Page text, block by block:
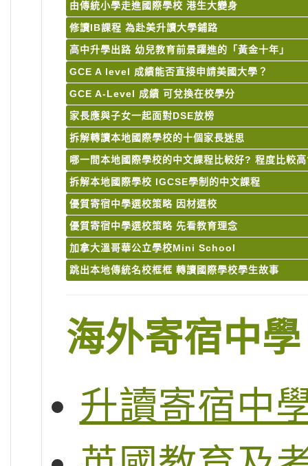
由傳統小學走進國際學校 港生大變身
修讀IB課程 為赴美升讀大學鋪路
高中升學出路 幼兒教育前景躍進的「黃金十年」
GCE A level 成績能否直接申請美國大學？
GCE A-Level 成績 可兌換在校學分
家長應與子女一起面對DSE放榜
拆解轉讀本地國際學校的十個家長迷思
哪一間本地國際學校的中文課程比較好? 程度比較
拆解本地國際學校 IGCSE學制的中文課程
優質寄宿中學選校策略 因材選校
優質寄宿中學選校策略 先看教育理念
加拿大溫哥華公立學校Mini School
跳出本地傳統名校框框 轉讀國際學校學生故事
海外寄宿中學
升讀寄宿中